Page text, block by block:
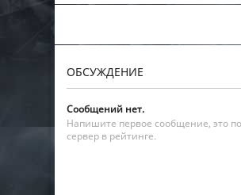
ОБСУЖДЕНИЕ
Сообщений нет.
Напишите первое сообщение, это
сервер в рейтинге.